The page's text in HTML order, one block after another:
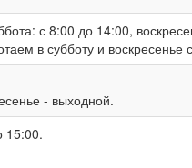
с 8:00 до 14:00,
в субботу и воскресенье
- выходной.
15:00.